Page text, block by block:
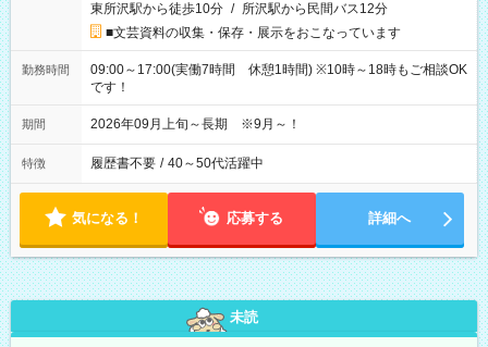
東所沢駅から徒歩10分 / 所沢駅から民間バス12分
■文芸資料の収集・保存・展示をおこなっています
勤務時間
09:00～17:00(実働7時間 休憩1時間) ※10時～18時もご相談OK
です！
期間 2026年09月上旬～長期 ※9月～！
特徴 履歴書不要 / 40～50代活躍中
気になる！ 応募する 詳細へ
未読